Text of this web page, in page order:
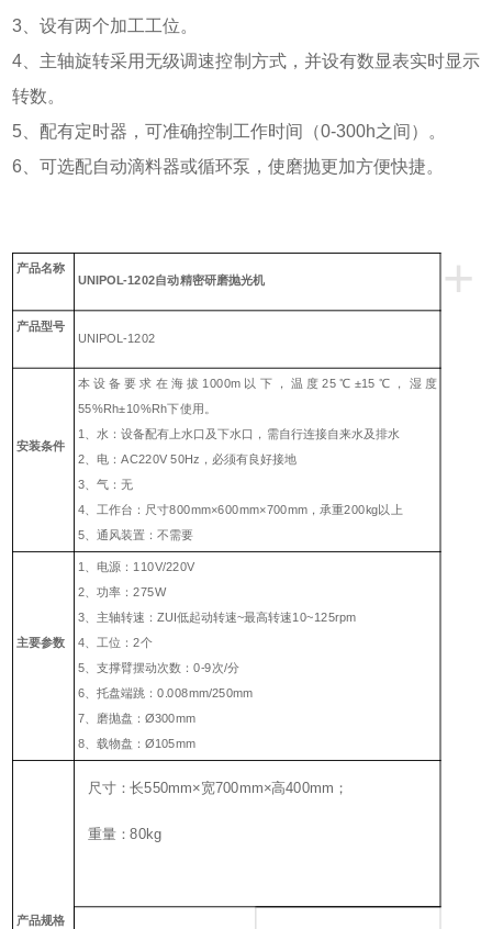
3、设有两个加工工位。
4、主轴旋转采用无级调速控制方式，并设有数显表实时显示
转数。
5、配有定时器，可准确控制工作时间（0-300h之间）。
6、可选配自动滴料器或循环泵，使磨抛更加方便快捷。
+
产品名称
UNIPOL-1202自动精密研磨抛光机
产品型号
UNIPOL-1202
安装条件
本设备要求在海拔1000m以下，温度25℃±15℃，湿度
55%Rh±10%Rh下使用。
1、水：设备配有上水口及下水口，需自行连接自来水及排水
2、电：AC220V 50Hz，必须有良好接地
3、气：无
4、工作台：尺寸800mm×600mm×700mm，承重200kg以上
5、通风装置：不需要
主要参数
1、电源：110V/220V
2、功率：275W
3、主轴转速：ZUI低起动转速~最高转速10~125rpm
4、工位：2个
5、支撑臂摆动次数：0-9次/分
6、托盘端跳：0.008mm/250mm
7、磨抛盘：Ø300mm
8、载物盘：Ø105mm
产品规格
尺寸：长550mm×宽700mm×高400mm；
重量：80kg